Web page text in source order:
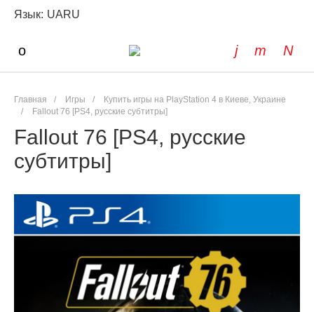
Язык: UARU
Главная / Игры /
Купить игры на PlayStation 4 в Киеве, Украине
/
Fallout 76 [PS4, русские субтитры]
Fallout 76 [PS4, русские
субтитры]